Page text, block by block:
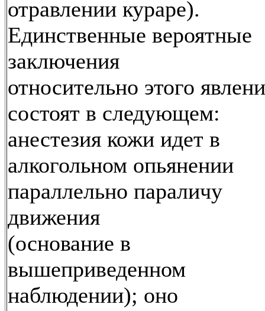
отравлении кураре).
Единственные вероятные
заключения
относительно этого
состоят в следующем:
анестезия кожи идет в
алкогольном опьянении
параллельно параличу
движения
(основание в
вышеприведенном
наблюдении); оно